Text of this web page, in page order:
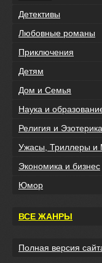
Детективы
Любовные романы
Приключения
Детям
Дом и Семья
Наука и
Религия и Эзотерика
Ужасы, Триллеры и
Экономика и бизнес
Юмор
ВСЕ ЖАНРЫ
Полная версия